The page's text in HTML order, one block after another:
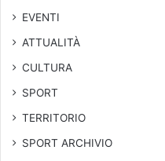
EVENTI
ATTUALITÀ
CULTURA
SPORT
TERRITORIO
SPORT ARCHIVIO